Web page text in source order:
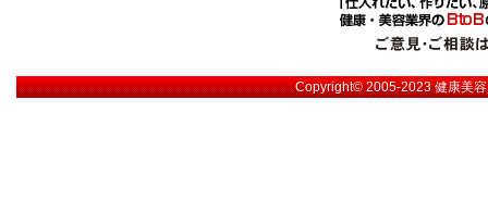
Copyright© 2005-2023健康美